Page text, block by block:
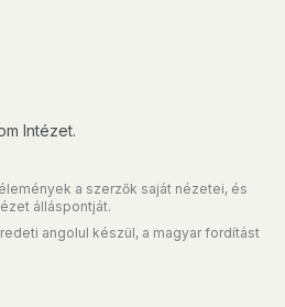
Intézet.
a szerzők saját nézetei, és
álláspontját.
angolul készül, a magyar fordítást